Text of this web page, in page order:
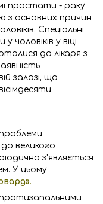
простати - раку
з основних причин
Спеціальні
чоловіків у віці
до лікаря з
залозі, що
великого
з'являється
У цьому
.